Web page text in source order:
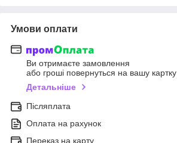
Умови оплати
Ви отримаєте замовлення
або гроші повернуться на вашу картку
Детальніше
Післяплата
Оплата на рахунок
Переказ на карту